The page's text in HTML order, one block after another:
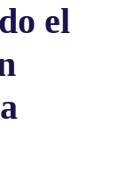
el